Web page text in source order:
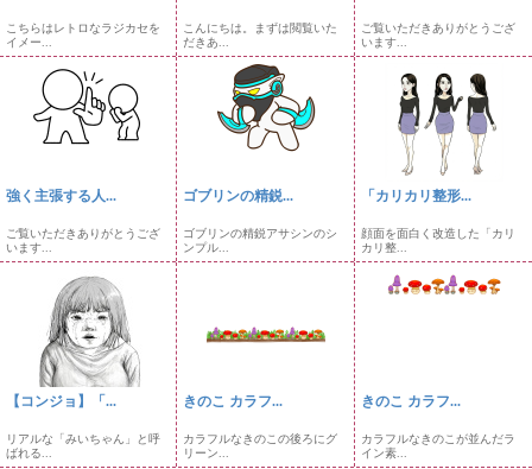
こちらはレトロなラジカセを
イメー...
こんにちは。まずは閲覧いた
だきあ...
ご覧いただきありがとうござ
います...
強く主張する人...
ご覧いただきありがとうござ
います...
ゴブリンの精鋭...
ゴブリンの精鋭アサシンのシ
ンプル...
「カリカリ整形...
顔面を面白く改造した「カリ
カリ整...
【コンジョ】「...
リアルな「みいちゃん」と呼
ばれる...
きのこ カラフ...
カラフルなきのこの後ろにグ
リーン...
きのこ カラフ...
カラフルなきのこが並んだラ
イン素...